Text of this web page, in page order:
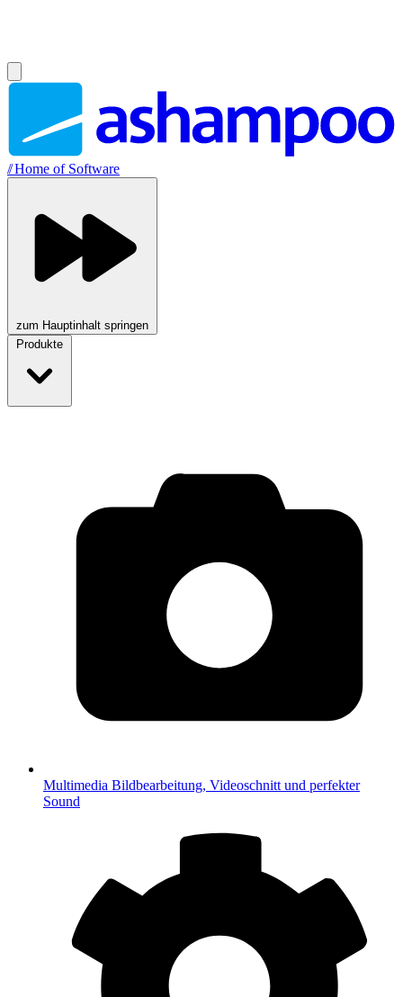
//Home of Software
zum Hauptinhalt springen
Produkte
Multimedia Bildbearbeitung, Videoschnitt und perfekter
Sound